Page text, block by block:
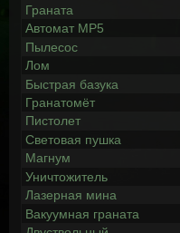
Граната
Автомат MP5
Пылесос
Лом
Быстрая базука
Гранатомёт
Пистолет
Световая пушка
Магнум
Уничтожитель
Лазерная мина
Вакуумная граната